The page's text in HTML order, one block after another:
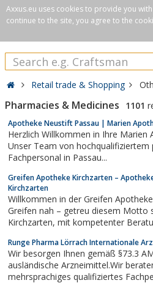
Axxus.eu uses cookies to provide you
continue to the site, you agree to the
Retail trade & Shopping
Pharmacies & Medicines 1101
Apotheke Neustift Passau | Marien
Herzlich Willkommen in Ihre Marien
Unser Team von hochqualifiziertem
Fachpersonal in Passau...
Greifen Apotheke Kirchzarten –
Kirchzarten
Willkommen in der Greifen
Greifen nah – getreu diesem Motto
Kirchzarten, mit kompetenter Beratung und überzeugendem
Runge Pharma Lörrach Internationale
Wir besorgen Ihnen gemäß §73.3
ausländische Arzneimittel.Wir
mehrsprachiges qualifiziertes